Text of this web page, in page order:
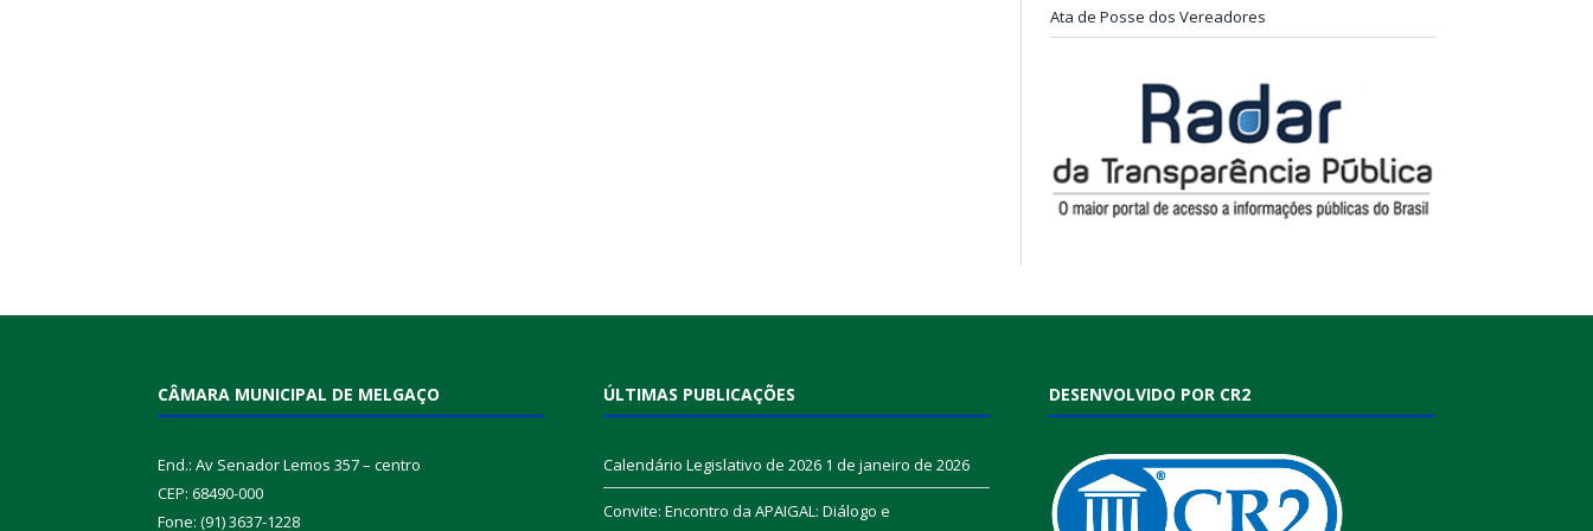
Ata de Posse dos Vereadores
CÂMARA MUNICIPAL DE MELGAÇO
End.: Av Senador Lemos 357 – centro
CEP: 68490-000
Fone: (91) 3637-1228
ÚLTIMAS PUBLICAÇÕES
Calendário Legislativo de 2026 1 de janeiro de 2026
Convite: Encontro da APAIGAL: Diálogo e
DESENVOLVIDO POR CR2